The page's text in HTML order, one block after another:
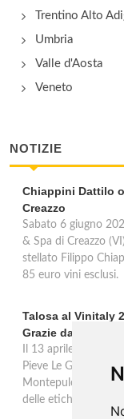
Trentino Alto
Umbria
Valle d'Aosta
Veneto
NOTIZIE
Chiappini Dattilo
Creazzo
Sabato 6 giugno
& Spa di Creazzo
stellato Filippo
85 euro vini esclusi.
Talosa al Vinitaly
Grazie dal 2016 al
Il 13 aprile 2026 al
Pieve Le Grazie:
Montepulciano a 95
delle etichette